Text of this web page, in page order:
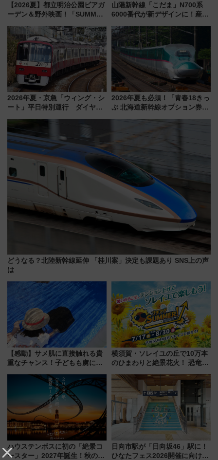
【2026夏】都立明治公園ビアガ
ーデン＆野外映画！「SUMMER
ケジュール 夜風とビール、映画
を満喫！
山陽新幹線「こだま」N700系
6000番代が新デザインに！産学
用は今冬から
2026年夏・京急「ウィング・シ
ート」平日特別運行 ダイヤ・
三浦海岸を堪能できるお出かけ
プランもご紹介
2026年夏も必須！「青春18きっ
ぷ 北海道新幹線オプション券」
どうなる？北陸新幹線延伸 「桂川案」決定も課題あり SNS上の声
は
【感動】サメ肌に直接触れる貴
重なチャンス！子どもも虜にな
メのタッチングプール」【夏休
横須賀・ソレイユの丘で10万本
のひまわりと絶景花火！ 恐竜や
帰りお出かけ最新情報（2026年
7月17日～開催）
ハウステンボスに初の「絶景コ
ースター」2027年誕生！秋の
日向市駅が「日向坂46」駅に！
ひなたフェス2026開催に向けJR